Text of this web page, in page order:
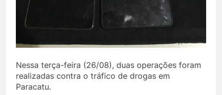
Nessa terça-feira (26/08), duas operações foram
realizadas contra o tráfico de drogas em
Paracatu.